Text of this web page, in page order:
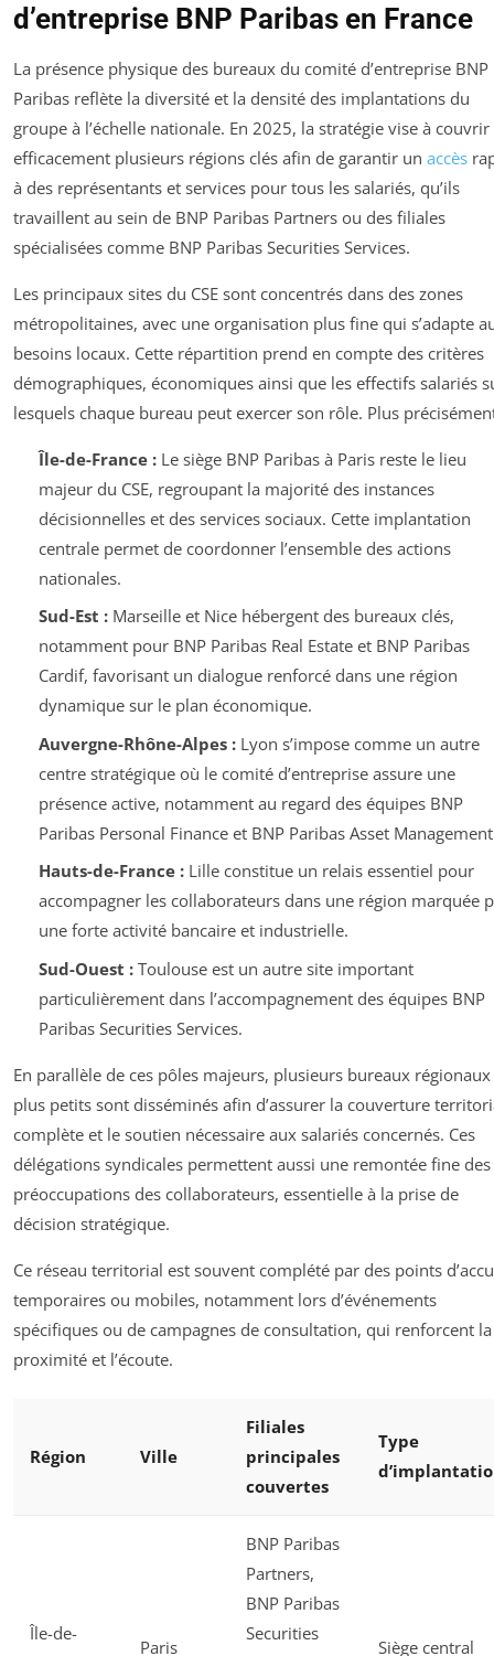
d’entreprise BNP Paribas en France
La présence physique des bureaux du comité d’entreprise BNP
Paribas reflète la diversité et la densité des implantations du
groupe à l’échelle nationale. En 2025, la stratégie vise à couvrir
efficacement plusieurs régions clés afin de garantir un accès
à des représentants et services pour tous les salariés, qu’ils
travaillent au sein de BNP Paribas Partners ou des filiales
spécialisées comme BNP Paribas Securities Services.
Les principaux sites du CSE sont concentrés dans des zones
métropolitaines, avec une organisation plus fine qui s’adapte
besoins locaux. Cette répartition prend en compte des critères
démographiques, économiques ainsi que les effectifs salariés
lesquels chaque bureau peut exercer son rôle. Plus
Île-de-France :Le siège BNP Paribas à Paris reste le lieu
majeur du CSE, regroupant la majorité des instances
décisionnelles et des services sociaux. Cette implantation
centrale permet de coordonner l’ensemble des actions
nationales.
Sud-Est :Marseille et Nice hébergent des bureaux clés,
notamment pour BNP Paribas Real Estate et BNP Paribas
Cardif, favorisant un dialogue renforcé dans une région
dynamique sur le plan économique.
Auvergne-Rhône-Alpes :Lyon s’impose comme un autre
centre stratégique où le comité d’entreprise assure une
présence active, notamment au regard des équipes BNP
Paribas Personal Finance et BNP Paribas Asset
Hauts-de-France :Lille constitue un relais essentiel pour
accompagner les collaborateurs dans une région marquée
une forte activité bancaire et industrielle.
Sud-Ouest :Toulouse est un autre site important
particulièrement dans l’accompagnement des équipes BNP
Paribas Securities Services.
En parallèle de ces pôles majeurs, plusieurs bureaux régionaux
plus petits sont disséminés afin d’assurer la couverture
complète et le soutien nécessaire aux salariés concernés. Ces
délégations syndicales permettent aussi une remontée fine des
préoccupations des collaborateurs, essentielle à la prise de
décision stratégique.
Ce réseau territorial est souvent complété par des points
temporaires ou mobiles, notamment lors d’événements
spécifiques ou de campagnes de consultation, qui renforcent la
proximité et l’écoute.
Région Ville
Filiales
principales
couvertes
Type
Île-de-
Paris
BNP Paribas
Partners,
BNP Paribas
Securities
Siège central